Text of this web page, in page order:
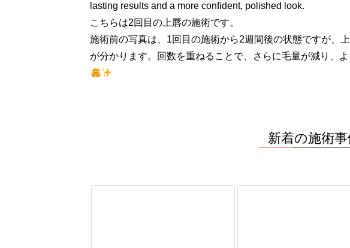
lasting results and a more confident, polished look.
こちらは2回目の上唇の施術です。
施術前の写真は、1回目の施術から2週間後の状態ですが、
が分かります。回数を重ねることで、さらに毛量が減り、
新着の施術事